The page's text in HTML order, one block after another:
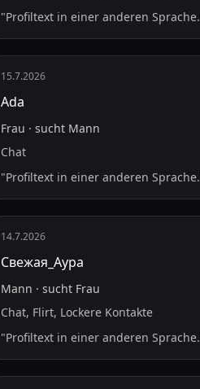
"Profiltext in einer anderen Sprache.
15.7.2026
Ada
Frau ·sucht Mann
Chat
"Profiltext in einer anderen Sprache.
14.7.2026
Свежая_Аура
Mann ·sucht Frau
Chat, Flirt, Lockere Kontakte
"Profiltext in einer anderen Sprache.